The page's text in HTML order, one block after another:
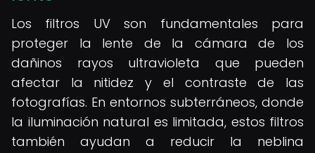
Los filtros UV son fundamentales para
proteger la lente de la cámara de los
dañinos rayos ultravioleta que pueden
afectar la nitidez y el contraste de las
fotografías. En entornos subterráneos, donde
la iluminación natural es limitada, estos filtros
también ayudan a reducir la neblina